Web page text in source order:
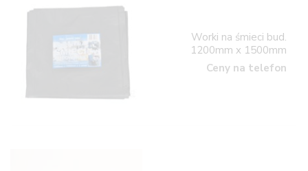
Worki na śmieci bud.
1200mm x 1500mm
Ceny na telefon